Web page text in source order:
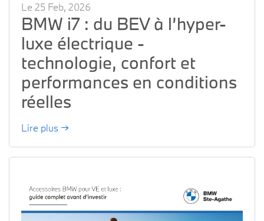
Le 25 Feb, 2026
BMW i7 : du BEV à l’hyper-
luxe électrique -
technologie, confort et
performances en conditions
réelles
Lire plus →